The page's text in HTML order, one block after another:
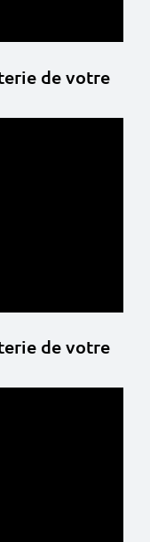
de votre
de votre